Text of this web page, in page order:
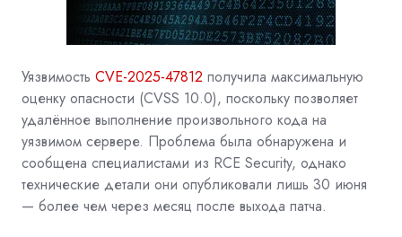
Уязвимость CVE-2025-47812 получила максимальную
оценку опасности (CVSS 10.0), поскольку позволяет
удалённое выполнение произвольного кода на
уязвимом сервере. Проблема была обнаружена и
сообщена специалистами из RCE Security, однако
технические детали они опубликовали лишь 30 июня
— более чем через месяц после выхода патча.